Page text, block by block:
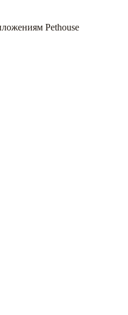
Pethouse